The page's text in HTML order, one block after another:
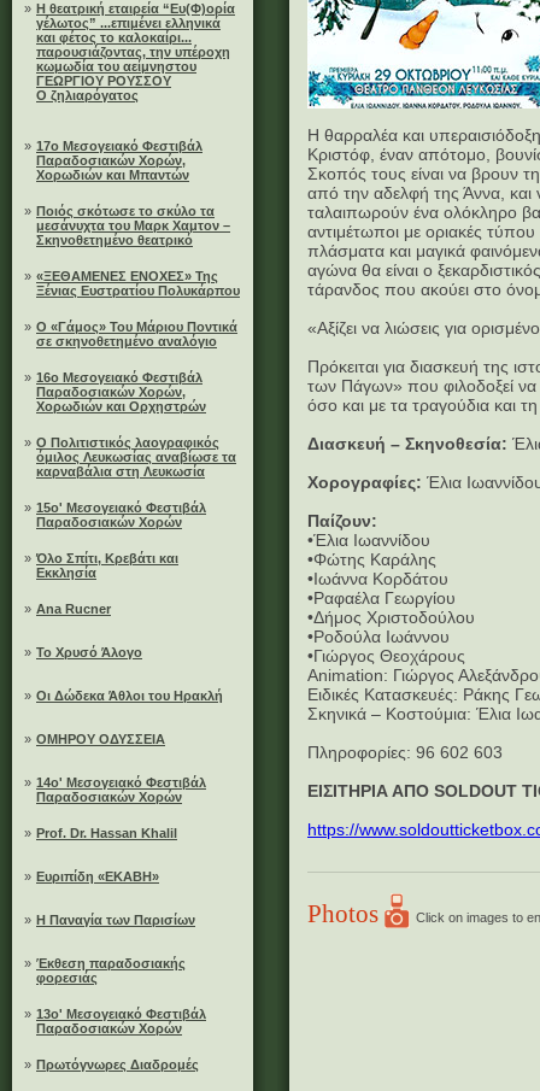
» Η θεατρική εταιρεία “Ευ(Φ)ορία
γέλωτος” ...επιμένει ελληνικά
και φέτος το καλοκαίρι...
παρουσιάζοντας, την υπέροχη
κωμωδία του αείμνηστου
ΓΕΩΡΓΙΟΥ ΡΟΥΣΣΟΥ
Ο ζηλιαρόγατος
» 17ο Μεσογειακό Φεστιβάλ
Παραδοσιακών Χορών,
Χορωδιών και Μπαντών
» Ποιός σκότωσε το σκύλο τα
μεσάνυχτα του Μαρκ Χαμτον –
Σκηνοθετημένο θεατρικό
» «ΞΕΘΑΜΕΝΕΣ ΕΝΟΧΕΣ» Της
Ξένιας Ευστρατίου Πολυκάρπου
» Ο «Γάμος» Του Μάριου Ποντικά
σε σκηνοθετημένο αναλόγιο
» 16ο Μεσογειακό Φεστιβάλ
Παραδοσιακών Χορών,
Χορωδιών και Ορχηστρών
» Ο Πολιτιστικός λαογραφικός
όμιλος Λευκωσίας αναβίωσε τα
καρναβάλια στη Λευκωσία
» 15ο' Μεσογειακό Φεστιβάλ
Παραδοσιακών Χορών
» Όλο Σπίτι, Κρεβάτι και
Εκκλησία
» Ana Rucner
» Το Χρυσό Άλογο
» Οι Δώδεκα Άθλοι του Ηρακλή
» ΟΜΗΡΟΥ ΟΔΥΣΣΕΙΑ
» 14ο' Μεσογειακό Φεστιβάλ
Παραδοσιακών Χορών
» Prof. Dr. Hassan Khalil
» Ευριπίδη «ΕΚΑΒΗ»
» Η Παναγία των Παρισίων
» Έκθεση παραδοσιακής
φορεσιάς
» 13ο' Μεσογειακό Φεστιβάλ
Παραδοσιακών Χορών
» Πρωτόγνωρες Διαδρομές
Η θαρραλέα και
Κριστόφ, έναν απότομο,
Σκοπός τους είναι να βρουν
από την αδελφή της Άννα,
ταλαιπωρούν ένα ολόκληρο
αντιμέτωποι με οριακές
πλάσματα και μαγικά
αγώνα θα είναι ο
τάρανδος που ακούει στο
«Αξίζει να λιώσεις για
Πρόκειται για διασκευή της
των Πάγων» που φιλοδοξεί να
όσο και με τα τραγούδια και
Διασκευή – Σκηνοθεσία:
Χορογραφίες: Έλια
Παίζουν:
•Έλια Ιωαννίδου
•Φώτης Καράλης
•Ιωάννα Κορδάτου
•Ραφαέλα Γεωργίου
•Δήμος Χριστοδούλου
•Ροδούλα Ιωάννου
•Γιώργος Θεοχάρους
Animation: Γιώργος
Ειδικές Κατασκευές: Ράκης
Σκηνικά – Κοστούμια: Έλια
Πληροφορίες: 96 602 603
ΕΙΣΙΤΗΡΙΑ ΑΠΟ SOLDOUT
https://
Photos Click on images to